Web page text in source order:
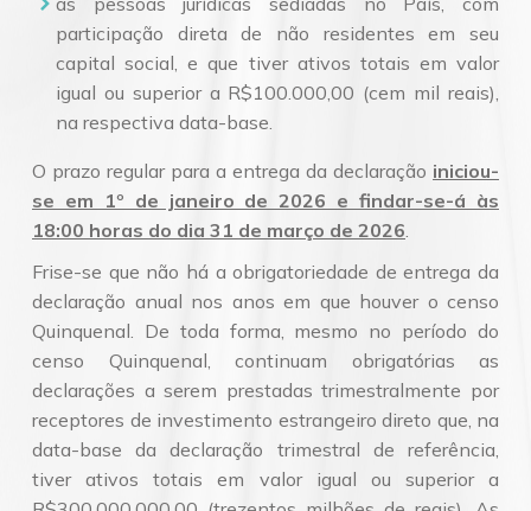
participação direta de não residentes em seu
capital social, e que tiver ativos totais em valor
igual ou superior a R$100.000,00 (cem mil reais),
na respectiva data-base.
O prazo regular para a entrega da declaração iniciou-
se em 1º de janeiro de 2026 e findar-se-á às
18:00 horas do dia 31 de março de 2026
Frise-se que não há a obrigatoriedade de entrega da
declaração anual nos anos em que houver o censo
Quinquenal.​ De toda forma, mesmo no período do
censo Quinquenal, continuam obrigatórias as
declarações a serem prestadas trimestralmente por
receptores de investimento estrangeiro direto que, na
data-base da declaração trimestral de referência,
tiver ativos totais em valor igual ou superior a